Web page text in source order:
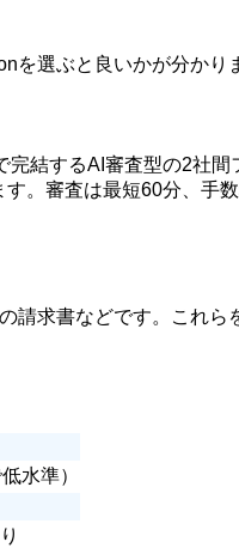
を選ぶと良いかが分かり
結するAI審査型の2社
。審査は最短60分、手
請求書などです。これら
水準）